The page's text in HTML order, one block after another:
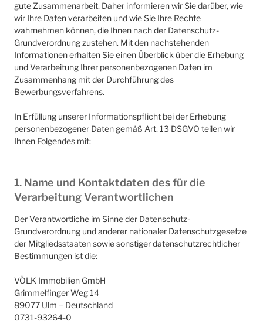
gute Zusammenarbeit. Daher informieren wir Sie darüber, wie
wir Ihre Daten verarbeiten und wie Sie Ihre Rechte
wahrnehmen können, die Ihnen nach der Datenschutz-
Grundverordnung zustehen. Mit den nachstehenden
Informationen erhalten Sie einen Überblick über die Erhebung
und Verarbeitung Ihrer personenbezogenen Daten im
Zusammenhang mit der Durchführung des
Bewerbungsverfahrens.
In Erfüllung unserer Informationspflicht bei der Erhebung
personenbezogener Daten gemäß Art. 13 DSGVO teilen wir
Ihnen Folgendes mit:
1. Name und Kontaktdaten des für die
Verarbeitung Verantwortlichen
Der Verantwortliche im Sinne der Datenschutz-
Grundverordnung und anderer nationaler Datenschutzgesetze
der Mitgliedsstaaten sowie sonstiger datenschutzrechtlicher
Bestimmungen ist die:
VÖLK Immobilien GmbH
Grimmelfinger Weg 14
89077 Ulm – Deutschland
0731-93264-0